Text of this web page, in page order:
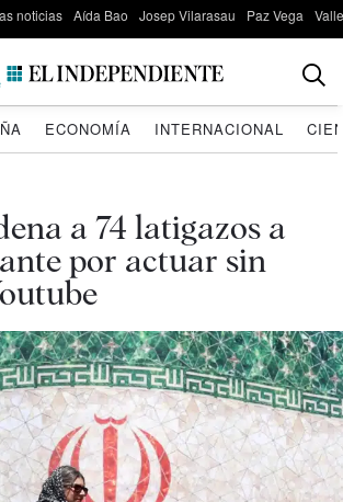
noticias Aída Bao Josep Vilarasau Paz Vega
ECONOMÍA INTERNACIONAL
a 74 latigazos a
por actuar sin